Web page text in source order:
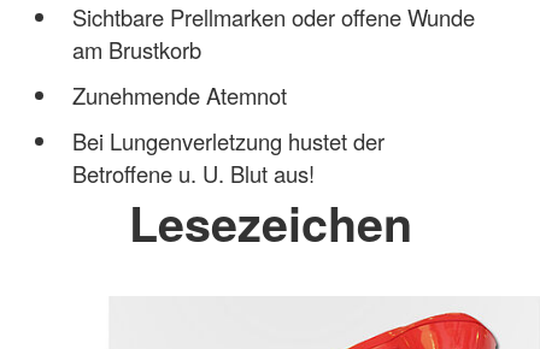
Sichtbare Prellmarken oder offene Wunde
am Brustkorb
Zunehmende Atemnot
Bei Lungenverletzung hustet der
Betroffene u. U. Blut aus!
Lesezeichen